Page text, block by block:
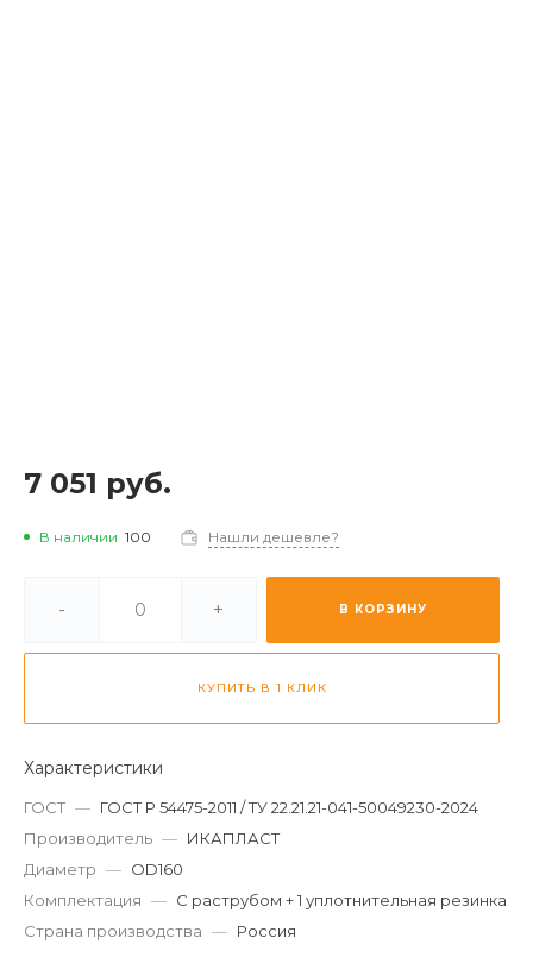
7 051 руб.
В наличии 100 Нашли дешевле?
- + В КОРЗИНУ
КУПИТЬ В 1 КЛИК
Характеристики
ГОСТ — ГОСТ Р 54475-2011 / ТУ 22.21.21-041-50049230-2024
Производитель — ИКАПЛАСТ
Диаметр — OD160
Комплектация — С раструбом + 1 уплотнительная резинка
Страна производства — Россия